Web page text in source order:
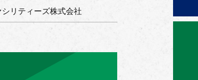
シリティーズ株式会社